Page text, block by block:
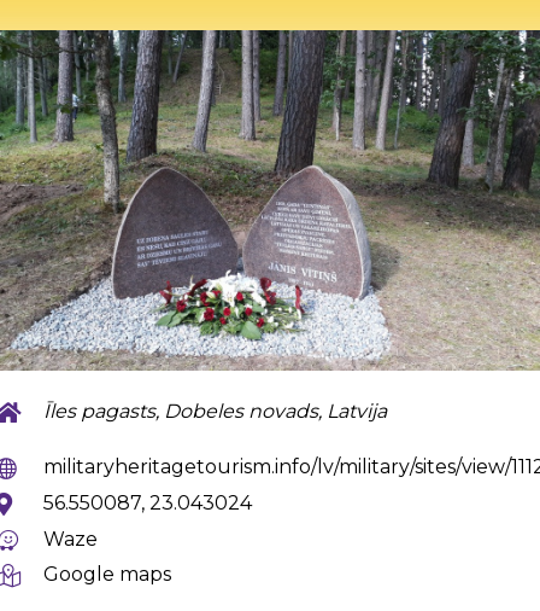
Īles pagasts, Dobeles novads, Latvija
militaryheritagetourism.info/lv/military/sites/view/
56.550087, 23.043024
Waze
Google maps